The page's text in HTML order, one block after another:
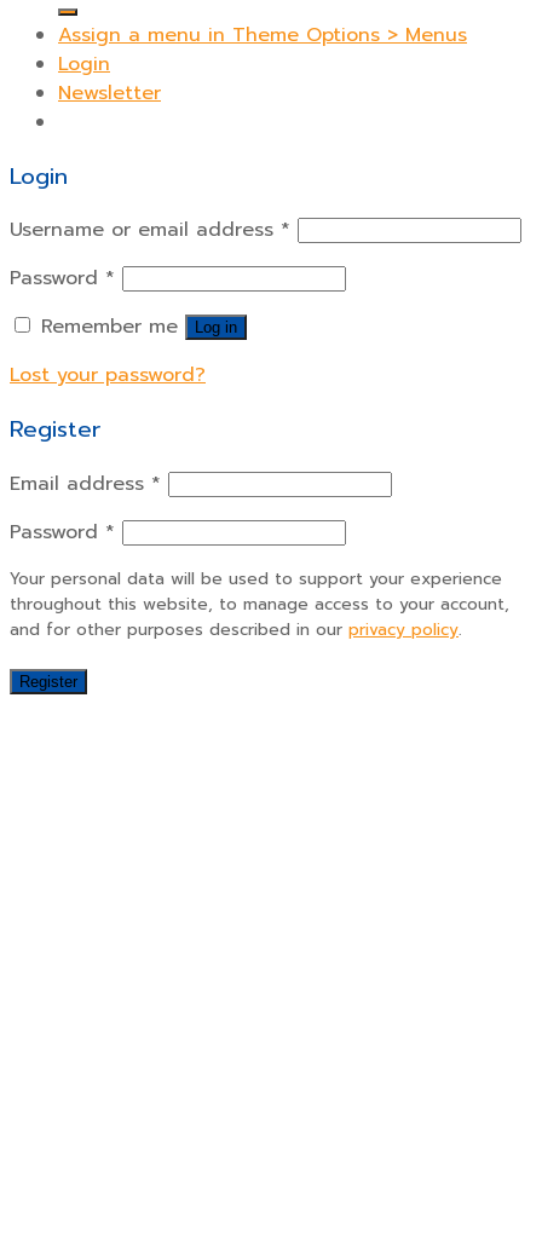
Assign a menu in Theme Options > Menus
Login
Newsletter
Login
Username or email address *
Password *
Remember me
Log in
Lost your password?
Register
Email address *
Password *
Your personal data will be used to support your experience
throughout this website, to manage access to your account,
and for other purposes described in our privacy policy.
Register